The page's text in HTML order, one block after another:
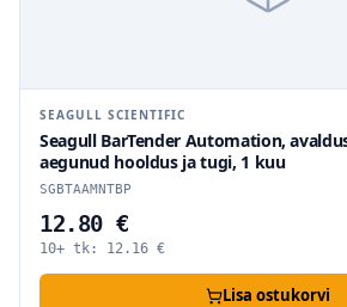
SEAGULL SCIENTIFIC
Seagull BarTender Automation,
aegunud hooldus ja tugi, 1 kuu
SGBTAAMNTBP
12.80 €
10+ tk: 12.16 €
Lisa ostukorvi